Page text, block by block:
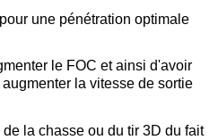
une pénétration optimale
le FOC et ainsi d'avoir
la vitesse de sortie
la chasse ou du tir 3D du fait